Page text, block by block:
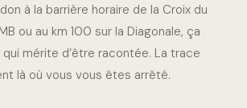
à la barrière horaire de la Croix du
ou au km 100 sur la Diagonale, ça
mérite d’être racontée. La trace
là où vous vous êtes arrêté.